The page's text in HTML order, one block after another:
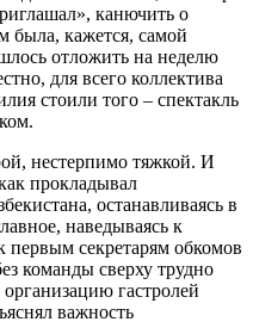
канючить о
была, кажется, самой
отложить на неделю
для всего коллектива
стоили того – спектакль
нестерпимо тяжкой. И
прокладывал
останавливаясь в
наведываясь к
первым секретарям обкомов
команды сверху трудно
гастролей
важность